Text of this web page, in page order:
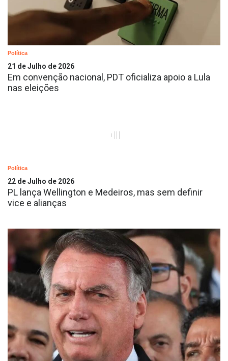
Política
21 de Julho de 2026
Em convenção nacional, PDT oficializa apoio a Lula
nas eleições
Política
22 de Julho de 2026
PL lança Wellington e Medeiros, mas sem definir
vice e alianças